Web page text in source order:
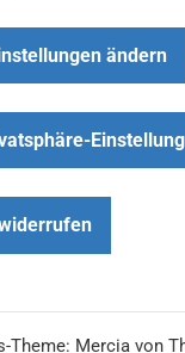
ändern
Theme: Mercia von